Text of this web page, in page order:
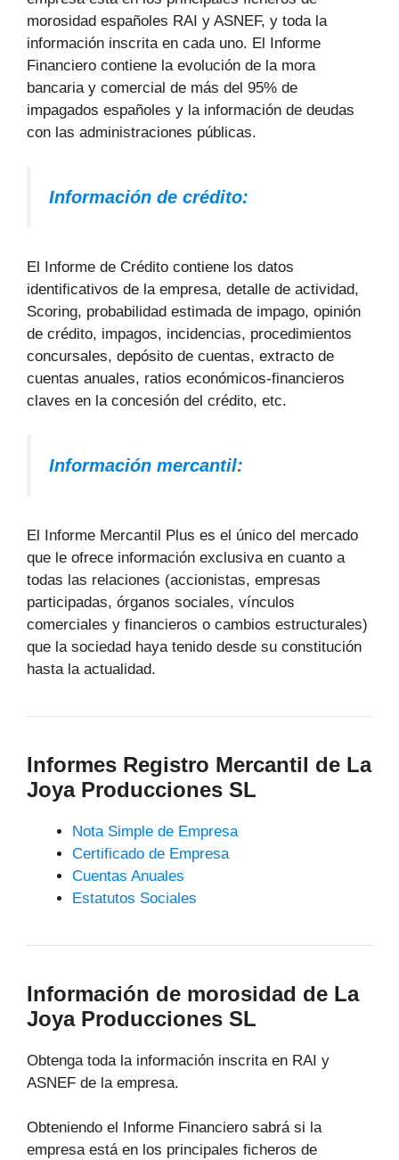
morosidad españoles RAI y ASNEF, y toda la
información inscrita en cada uno. El Informe
Financiero contiene la evolución de la mora
bancaria y comercial de más del 95% de
impagados españoles y la información de deudas
con las administraciones públicas.
Información de crédito:
El Informe de Crédito contiene los datos
identificativos de la empresa, detalle de actividad,
Scoring, probabilidad estimada de impago, opinión
de crédito, impagos, incidencias, procedimientos
concursales, depósito de cuentas, extracto de
cuentas anuales, ratios económicos-financieros
claves en la concesión del crédito, etc.
Información mercantil:
El Informe Mercantil Plus es el único del mercado
que le ofrece información exclusiva en cuanto a
todas las relaciones (accionistas, empresas
participadas, órganos sociales, vínculos
comerciales y financieros o cambios estructurales)
que la sociedad haya tenido desde su constitución
hasta la actualidad.
Informes Registro Mercantil de La
Joya Producciones SL
Nota Simple de Empresa
Certificado de Empresa
Cuentas Anuales
Estatutos Sociales
Información de morosidad de La
Joya Producciones SL
Obtenga toda la información inscrita en RAI y
ASNEF de la empresa.
Obteniendo el Informe Financiero sabrá si la
empresa está en los principales ficheros de